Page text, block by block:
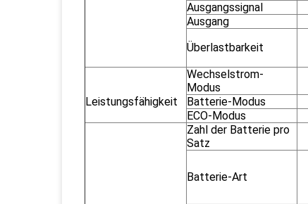
Ausgangssignal
Ausgang
Überlastbarkeit
Leistungsfähigkeit
Wechselstrom-
Modus
Batterie-Modus
ECO-Modus
Zahl der Batterie pro
Satz
Batterie-Art